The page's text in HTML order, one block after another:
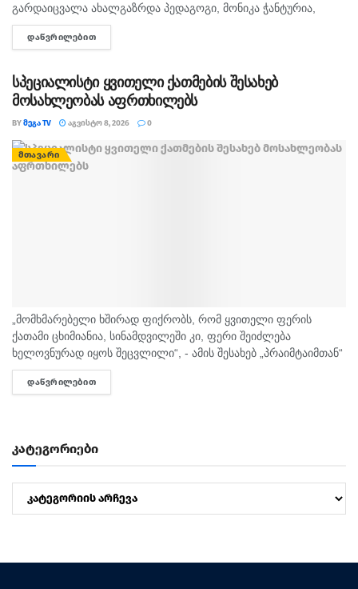
გარდაიცვალა ახალგაზრდა პედაგოგი, მონიკა ჭანტურია,
რომელიც თავისი მოსწავლეების მიმართ განსაკუთრებული
სიყვარულით გამოირჩეოდა. „არასდროს მგონებია, რომ აქ,
ᲓᲐᲬᲕᲠᲘᲚᲔᲑᲘᲗ
სპეციალისტი ყვითელი ქათმების შესახებ
მოსახლეობას აფრთხილებს
BYᲛᲔᲒᲐ TV ᲐᲒᲕᲘᲡᲢᲝ 8, 2026 0
ᲛᲗᲐᲕᲐᲠᲘ
„მომხმარებელი ხშირად ფიქრობს, რომ ყვითელი ფერის
ქათამი ცხიმიანია, სინამდვილეში კი, ფერი შეიძლება
ხელოვნურად იყოს შეცვლილი“, - ამის შესახებ „პრაიმტაიმთან“
სურსათის უვნებლობის სპეციალისტი, ირაკლი არაბული
საუბრობს. „ბაზარი ითხოვს, რომ ქათამი იყოს...
ᲓᲐᲬᲕᲠᲘᲚᲔᲑᲘᲗ
კატეგორიები
კატეგორიები